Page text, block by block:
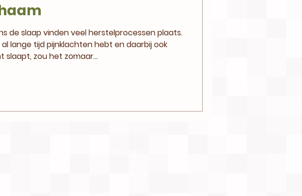
de slaap vinden veel herstelprocessen plaats.
al lange tijd pijnklachten hebt en daarbij ook
slaapt, zou het zomaar...